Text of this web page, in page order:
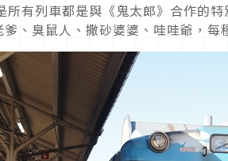
所有列車都是與《鬼太郎》合作的
、臭鼠人、撒砂婆婆、哇哇爺，每